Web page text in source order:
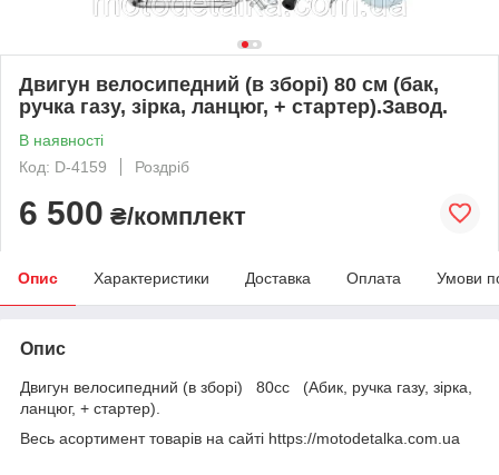
Двигун велосипедний (в зборі) 80 см (бак,
ручка газу, зірка, ланцюг, + стартер).Завод.
В наявності
Код: D-4159
Роздріб
6 500 ₴/комплект
Опис Характеристики Доставка Оплата Умови
Опис
Двигун велосипедний (в зборі) 80сс (Абик, ручка газу, зірка,
ланцюг, + стартер).
Весь асортимент товарів на сайті https://motodetalka.com.ua